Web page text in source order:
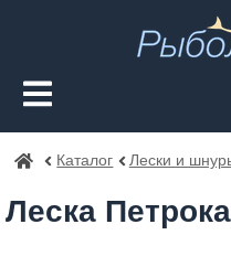
РыболовМаг
Каталог Лески и
Леска